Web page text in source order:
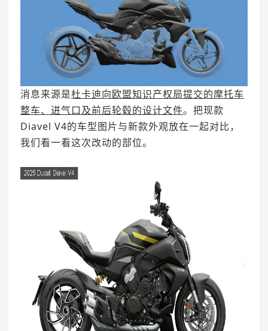
消息来源是杜卡迪向欧盟知识产权局提交的摩托车
整车、进气口及前后轮毂的设计文件。把现款
Diavel V4的车型图片与新款外观放在一起对比，
我们看一看这次改动的部位。